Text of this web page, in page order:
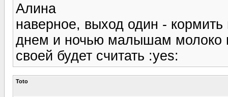
Алина
наверное, выход один -
днем и ночью малышам молоко
своей будет считать :yes:
Toto